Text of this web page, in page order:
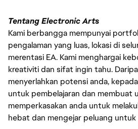
Tentang Electronic Arts
Kami berbangga mempunyai
pengalaman yang luas, lokasi di
merentasi EA. Kami menghargai
kreativiti dan sifat ingin tahu.
menyerlahkan potensi anda,
untuk pembelajaran dan membuat
memperkasakan anda untuk
hebat dan mengejar peluang